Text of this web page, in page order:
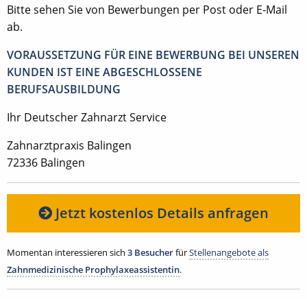
Bitte sehen Sie von Bewerbungen per Post oder E-Mail
ab.
VORAUSSETZUNG FÜR EINE BEWERBUNG BEI UNSEREN
KUNDEN IST EINE ABGESCHLOSSENE
BERUFSAUSBILDUNG
Ihr Deutscher Zahnarzt Service
Zahnarztpraxis Balingen
72336 Balingen
Jetzt kostenlos Details anfragen
Momentan interessieren sich 3 BesucherfürStellenangebote als
Zahnmedizinische Prophylaxeassistentin.